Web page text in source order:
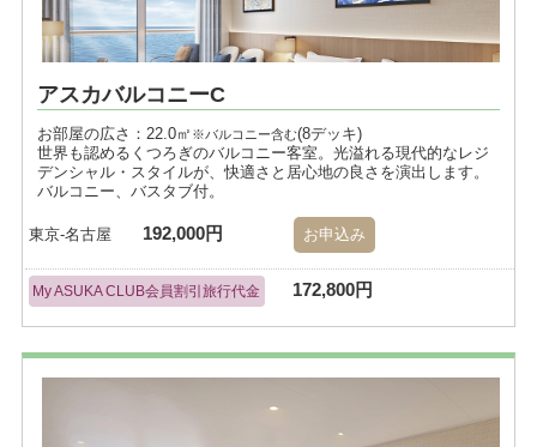
アスカバルコニーC
お部屋の広さ：22.0㎡ ※バルコニー含む(8デッキ)
世界も認めるくつろぎのバルコニー客室。光溢れる現代的なレジ
デンシャル・スタイルが、快適さと居心地の良さを演出します。
バルコニー、バスタブ付。
東京-名古屋 192,000円 お申込み
My ASUKA CLUB会員割引旅行代金 172,800円